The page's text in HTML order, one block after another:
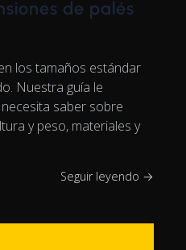
de palés
los tamaños estándar
Nuestra guía le
saber sobre
y peso, materiales y
Seguir leyendo →